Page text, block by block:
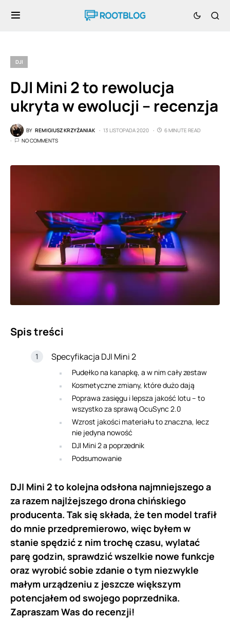
DJI
DJI Mini 2 to rewolucja
ukryta w ewolucji – recenzja
BY REMIGIUSZ KRZYŻANIAK 13 LISTOPADA 2020
6 MINUTE READ
NO COMMENTS
Spis treści
Specyfikacja DJI Mini 2
Pudełko na kanapkę, a w nim cały zestaw
Kosmetyczne zmiany, które dużo dają
Poprawa zasięgu i lepsza jakość lotu – to
wszystko za sprawą OcuSync 2.0
Wzrost jakości materiału to znaczna, lecz
nie jedyna nowość
DJI Mini 2 a poprzednik
Podsumowanie
DJI Mini 2 to kolejna odsłona najmniejszego a
za razem najlżejszego dronachińskiego
producenta. Tak się składa, że ten model trafił
do mnie przedpremierowo, więc byłem w
stanie spędzić z nim trochę czasu, wylatać
parę godzin, sprawdzić wszelkie nowe funkcje
oraz wyrobić sobie zdanie o tym niezwykle
małym urządzeniu z jeszcze większym
potencjałem od swojego poprzednika.
Zapraszam Was do recenzji!